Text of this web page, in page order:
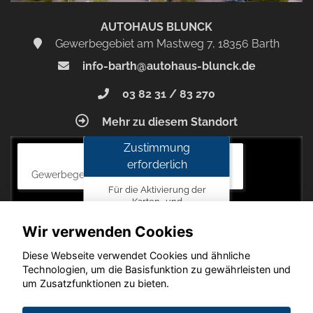
AUTOHAUS BLUNCK
Gewerbegebiet am Mastweg 7, 18356 Barth
info-barth@autohaus-blunck.de
03 82 31 / 83 270
Mehr zu diesem Standort
Autohaus Blunck
Gewerbegebiet am Mastweg 7, 18356 Barth
Zustimmung
erforderlich
Für die Aktivierung der
Karten- und
Zustimmung zu den
Datenschutzrichtlinien vom
Drittanbieter Google LLC
erforderlich.
Zustimmen
und
Wir verwenden Cookies
Diese Webseite verwendet Cookies und ähnliche
Technologien, um die Basisfunktion zu gewährleisten und
um Zusatzfunktionen zu bieten.